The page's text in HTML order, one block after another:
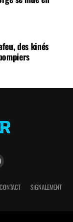
des kinés
CONTACT SIGNALEMENT